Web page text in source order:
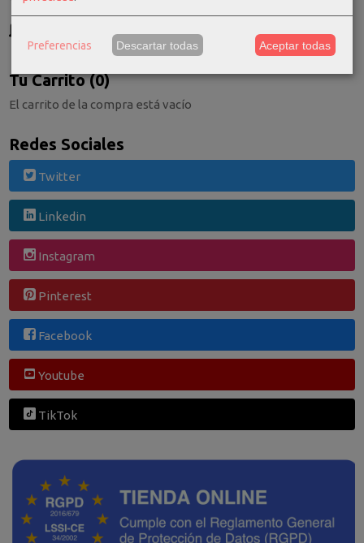
GRATIS *
Consultar Destinos
Tu Carrito (0)
El carrito de la compra está vacío
Redes Sociales
Twitter
Linkedin
Instagram
Pinterest
Facebook
Youtube
TikTok
Preferencias Descartar todas Aceptar todas